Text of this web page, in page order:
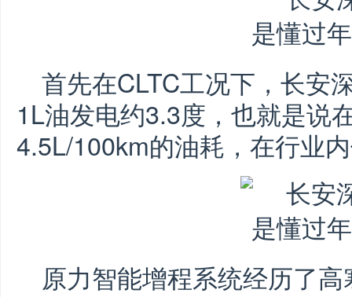
首先在CLTC工况下，长安
1L油发电约3.3度，也就是说
4.5L/100km的油耗，在行业
原力智能增程系统经历了